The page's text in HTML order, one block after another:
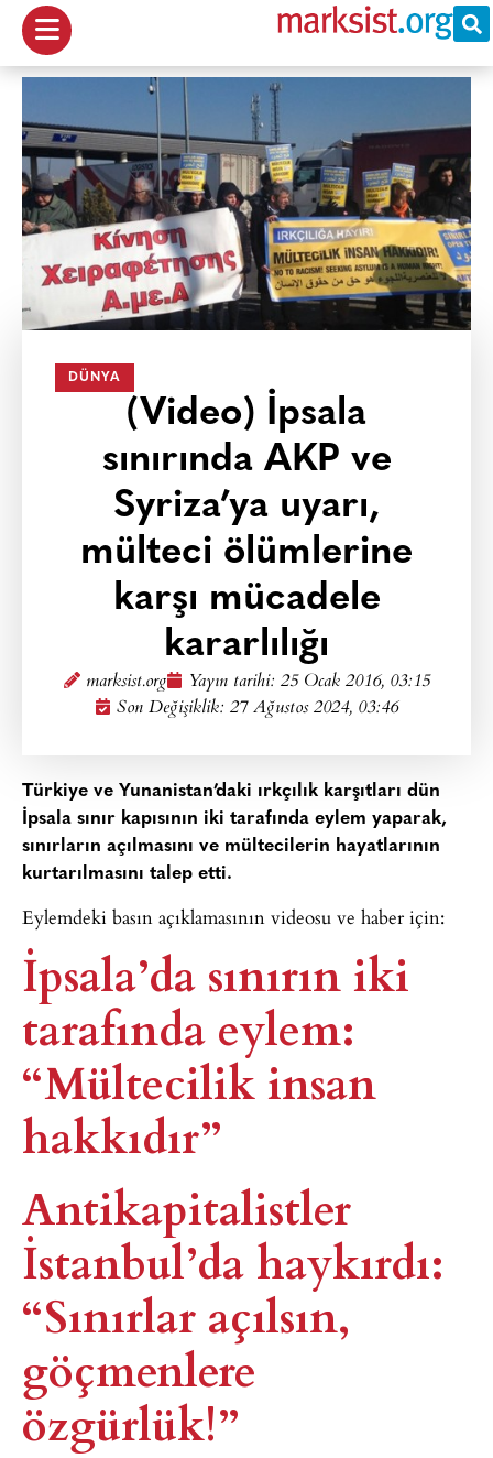
DÜNYA
(Video) İpsala
sınırında AKP ve
Syriza’ya uyarı,
mülteci ölümlerine
karşı mücadele
kararlılığı
marksist.org Yayın tarihi: 25 Ocak 2016, 03:15
Son Değişiklik: 27 Ağustos 2024, 03:46
Türkiye ve Yunanistan’daki ırkçılık karşıtları dün
İpsala sınır kapısının iki tarafında eylem yaparak,
sınırların açılmasını ve mültecilerin hayatlarının
kurtarılmasını talep etti.
Eylemdeki basın açıklamasının videosu ve haber için:
İpsala’da sınırın iki
tarafında eylem:
“Mültecilik insan
hakkıdır”
Antikapitalistler
İstanbul’da haykırdı:
“Sınırlar açılsın,
göçmenlere
özgürlük!”